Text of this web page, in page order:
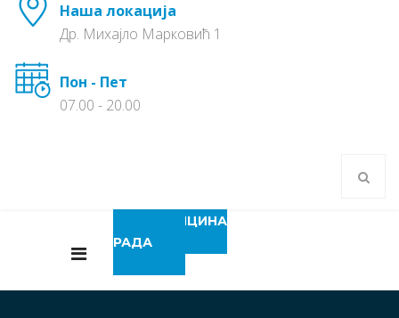
Наша локација
Др. Михајло Марковић 1
Пон - Пет
07.00 - 20.00
МЕДИЦИНА
РАДА